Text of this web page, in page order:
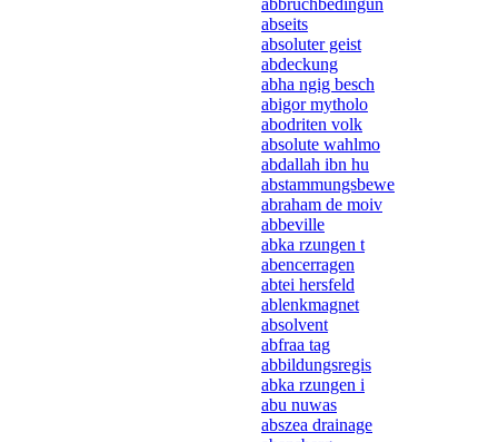
abbruchbedingun
abseits
absoluter geist
abdeckung
abha ngig besch
abigor mytholo
abodriten volk
absolute wahlmo
abdallah ibn hu
abstammungsbewe
abraham de moiv
abbeville
abka rzungen t
abencerragen
abtei hersfeld
ablenkmagnet
absolvent
abfraa tag
abbildungsregis
abka rzungen i
abu nuwas
abszea drainage